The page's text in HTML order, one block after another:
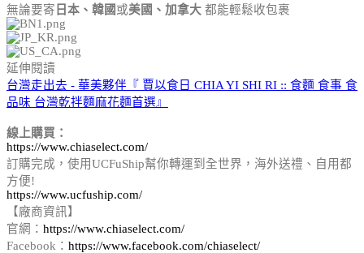
無論要寄 日本、韓國或美國、加拿大 都能輕鬆收包裹
延伸閱讀
台灣走出去 - 華美夥伴『 賈以食日 CHIA YI SHI RI :: 食麵 食事 食
品味 台灣乾拌麵麻花麵首選』
線上購買：
https://www.chiaselect.com/
訂購完成，使用UCFuShip幫你轉運到全世界，海外送禮、自用都
方便!
https://www.ucfuship.com/
【廠商資訊】
官網： https://www.chiaselect.com/
Facebook： https://www.facebook.com/chiaselect/